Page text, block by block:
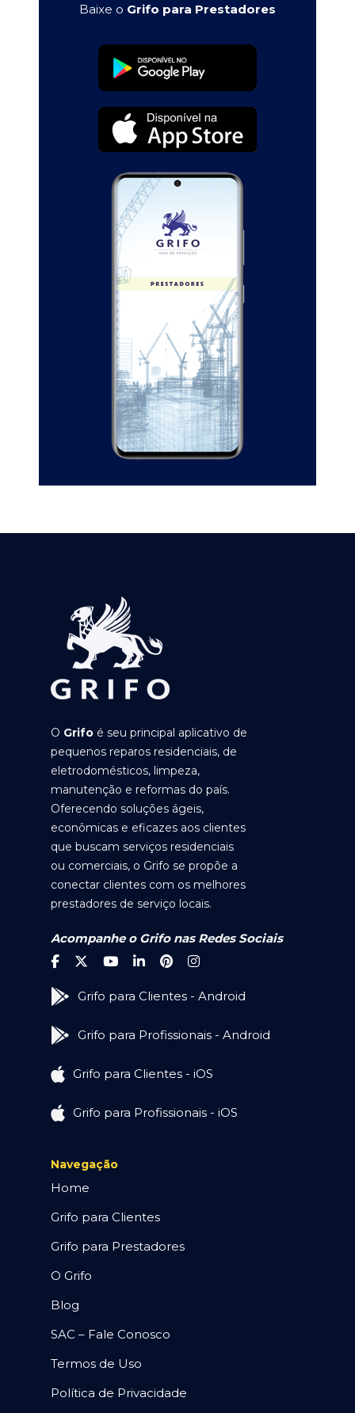
Baixe o Grifo para Prestadores
O Grifo é seu principal aplicativo de
pequenos reparos residenciais, de
eletrodomésticos, limpeza,
manutenção e reformas do país.
Oferecendo soluções ágeis,
econômicas e eficazes aos clientes
que buscam serviços residenciais
ou comerciais, o Grifo se propõe a
conectar clientes com os melhores
prestadores de serviço locais.
Acompanhe o Grifo nas Redes Sociais
Grifo para Clientes - Android
Grifo para Profissionais - Android
Grifo para Clientes - iOS
Grifo para Profissionais - iOS
Navegação
Home
Grifo para Clientes
Grifo para Prestadores
O Grifo
Blog
SAC – Fale Conosco
Termos de Uso
Política de Privacidade